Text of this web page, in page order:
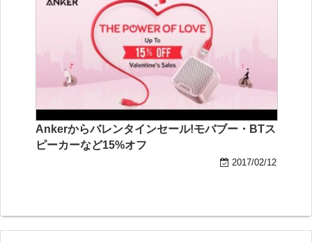
Ankerからバレンタインセール!モバブー・BTス
ピーカーなど15%オフ
2017/02/12